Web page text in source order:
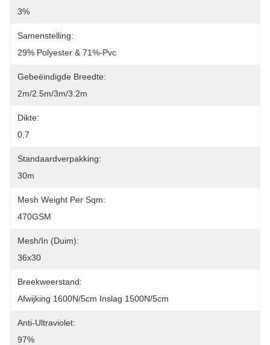
3%
Samenstelling:
29% Polyester & 71%-Pvc
Gebeëindigde Breedte:
2m/2.5m/3m/3.2m
Dikte:
0,7
Standaardverpakking:
30m
Mesh Weight Per Sqm:
470GSM
Mesh/In (Duim):
36x30
Breekweerstand:
Afwijking 1600N/5cm Inslag 1500N/5cm
Anti-Ultraviolet:
97%